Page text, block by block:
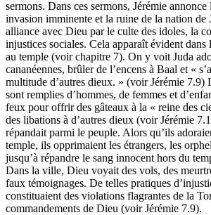
sermons. Dans ces sermons, Jérémie
invasion imminente et la ruine de la nation de
alliance avec Dieu par le culte des idoles, la
injustices sociales. Cela apparaît évident dans
au temple (voir chapitre 7). On y voit Juda
cananéennes, brûler de l’encens à Baal et «
multitude d’autres dieux. » (voir Jérémie 7.9)
sont remplies d’hommes, de femmes et
feux pour offrir des gâteaux à la « reine des
des libations à d’autres dieux (voir Jérémie
répandait parmi le peuple. Alors qu’ils
temple, ils opprimaient les étrangers, les
jusqu’à répandre le sang innocent hors du
Dans la ville, Dieu voyait des vols, des
faux témoignages. De telles pratiques
constituaient des violations flagrantes de la
commandements de Dieu (voir Jérémie 7.9).